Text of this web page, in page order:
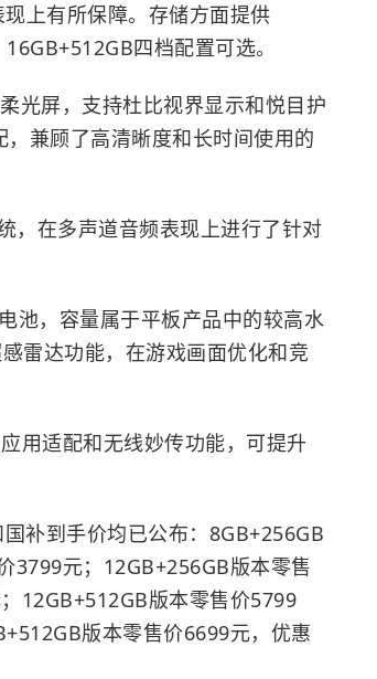
上有所保障。存储方面提供
四档配置可选。
屏，支持杜比视界显示和悦目护
兼顾了高清晰度和长时间使用的
在多声道音频表现上进行了针对
，容量属于平板产品中的较高水
雷达功能，在游戏画面优化和竞
适配和无线妙传功能，可提升
补到手价均已公布：8GB+256GB
3799元；12GB+256GB版本零售
12GB+512GB版本零售价5799
版本零售价6699元，优惠